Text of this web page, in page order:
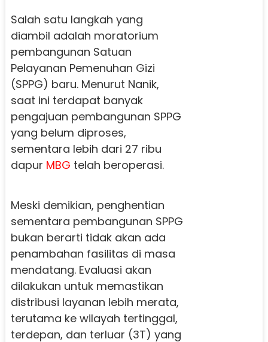
Salah satu langkah yang
diambil adalah moratorium
pembangunan Satuan
Pelayanan Pemenuhan Gizi
(SPPG) baru. Menurut Nanik,
saat ini terdapat banyak
pengajuan pembangunan SPPG
yang belum diproses,
sementara lebih dari 27 ribu
dapur MBG telah beroperasi.
Meski demikian, penghentian
sementara pembangunan SPPG
bukan berarti tidak akan ada
penambahan fasilitas di masa
mendatang. Evaluasi akan
dilakukan untuk memastikan
distribusi layanan lebih merata,
terutama ke wilayah tertinggal,
terdepan, dan terluar (3T) yang